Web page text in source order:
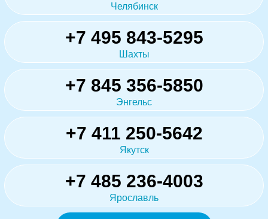
Челябинск
+7 495 843-5295
Шахты
+7 845 356-5850
Энгельс
+7 411 250-5642
Якутск
+7 485 236-4003
Ярославль